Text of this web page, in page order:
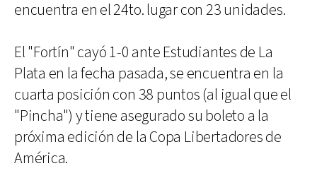
encuentra en el 24to. lugar con 23 unidades.
El "Fortín" cayó 1-0 ante Estudiantes de La
Plata en la fecha pasada, se encuentra en la
cuarta posición con 38 puntos (al igual que el
"Pincha") y tiene asegurado su boleto a la
próxima edición de la Copa Libertadores de
América.